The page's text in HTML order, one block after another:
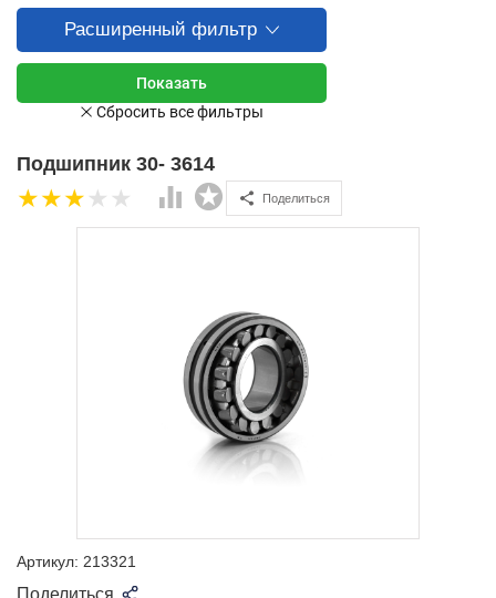
Расширенный фильтр
Подшипник 30- 3614
Поделиться
Артикул: 213321
Поделиться